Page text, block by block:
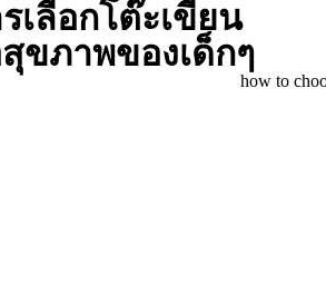
เลือกโต๊ะเขียน
ขภาพของเด็กๆ